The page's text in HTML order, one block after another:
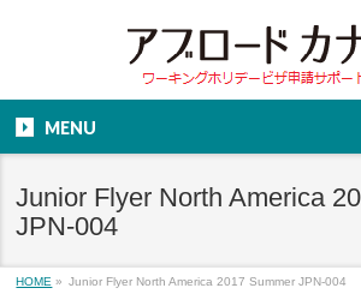
MENU
Junior Flyer North America
JPN-004
HOME » Junior Flyer North America 2017 Summer JPN-004